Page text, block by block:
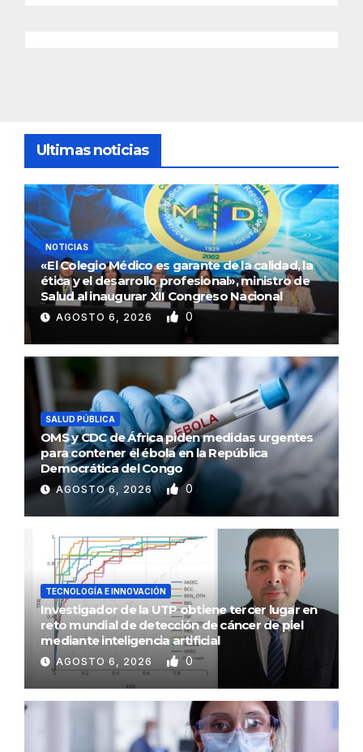
Ultimas noticias
NOTICIAS
«El Colegio Médico es garante de la calidad, la
ética y el desarrollo profesional», ministro de
Salud al inaugurar XII Congreso Nacional
AGOSTO 6, 2026 0
SALUD PÚBLICA
OMS y CDC de África piden medidas urgentes
para contener el ébola en la República
Democrática del Congo
AGOSTO 6, 2026 0
TECNOLOGÍA E INNOVACIÓN
Investigador de la UTP obtiene tercer lugar en
reto mundial de detección de cáncer de piel
mediante inteligencia artificial
AGOSTO 6, 2026 0